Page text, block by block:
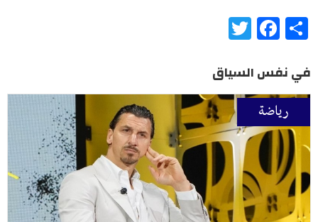
Share
Facebook
في نفس السياق
رياضة